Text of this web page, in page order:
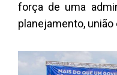
força de uma
planejamento,